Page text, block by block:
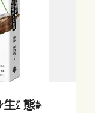
生態